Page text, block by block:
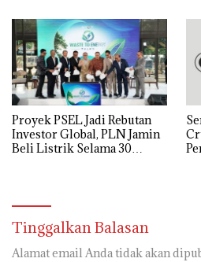
Proyek PSEL Jadi Rebutan
Investor Global, PLN Jamin
Beli Listrik Selama 30
Tinggalkan Balasan
Alamat email Anda tidak akan